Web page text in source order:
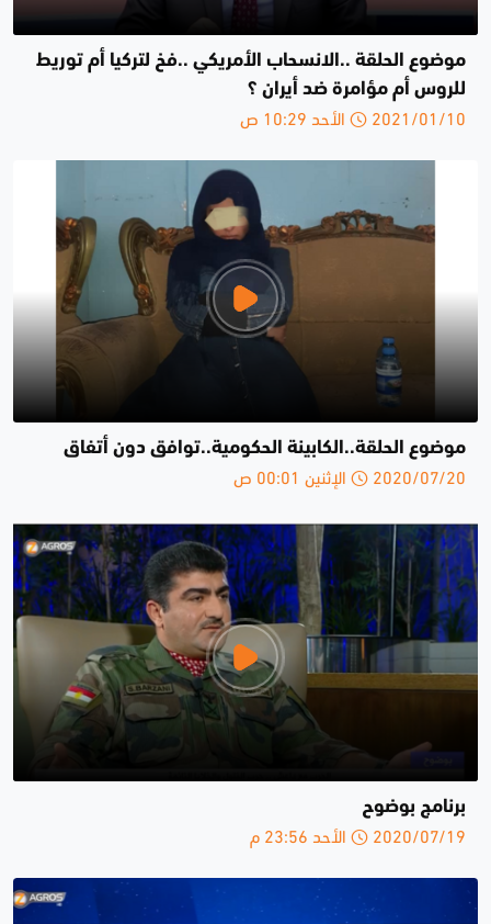
موضوع الحلقة ..الانسحاب الأمريكي ..فخ لتركيا أم توريط
للروس أم مؤامرة ضد أيران ؟
2021/01/10 الأحد 10:29 ص
موضوع الحلقة..الكابينة الحكومية..توافق دون أتفاق
2020/07/20 الإثنين 00:01 ص
برنامج بوضوح
2020/07/19 الأحد 23:56 م